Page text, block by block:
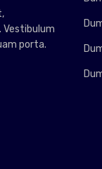
porta.